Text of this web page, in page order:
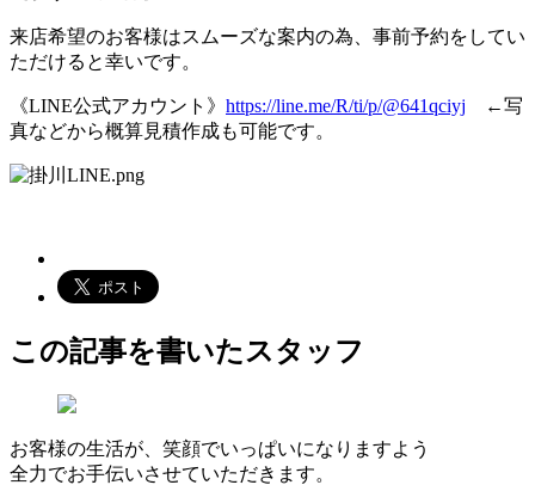
来店希望のお客様はスムーズな案内の為、事前予約をしてい
ただけると幸いです。
《LINE公式アカウント》 https://line.me/R/ti/p/@641qciyj ←写
真などから概算見積作成も可能です。
この記事を書いたスタッフ
お客様の生活が、笑顔でいっぱいになりますよう
全力でお手伝いさせていただきます。